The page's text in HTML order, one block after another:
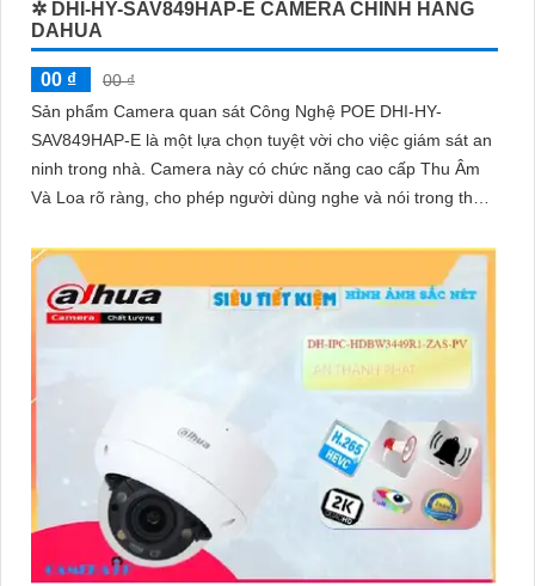
✲ DHI-HY-SAV849HAP-E CAMERA CHÍNH HÃNG
DAHUA
00 ₫
00 ₫
Sản phẩm Camera quan sát Công Nghệ POE DHI-HY-
SAV849HAP-E là một lựa chọn tuyệt vời cho việc giám sát an
ninh trong nhà. Camera này có chức năng cao cấp Thu Âm
Và Loa rõ ràng, cho phép người dùng nghe và nói trong thời